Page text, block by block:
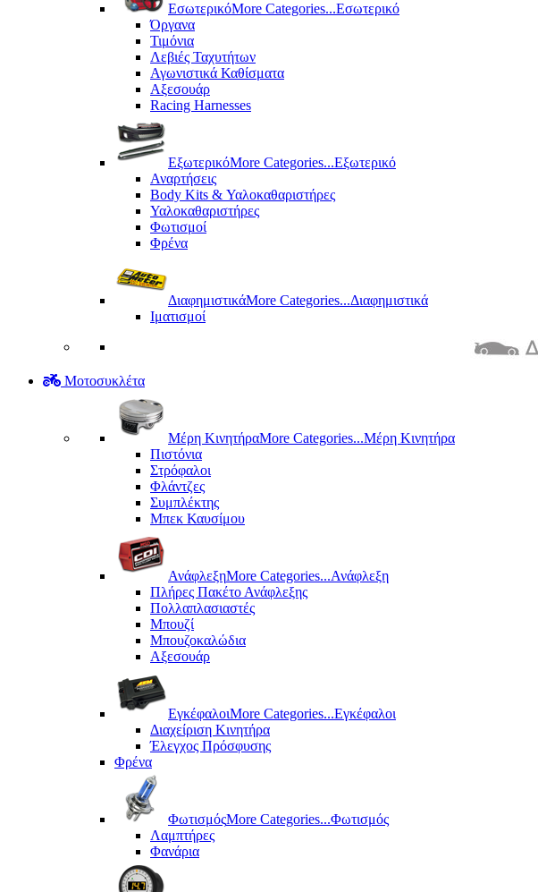
ΕσωτερικόMore Categories...Εσωτερικό
Όργανα
Τιμόνια
Λεβιές Ταχυτήτων
Αγωνιστικά Καθίσματα
Αξεσουάρ
Racing Harnesses
ΕξωτερικόMore Categories...Εξωτερικό
Αναρτήσεις
Body Kits & Υαλοκαθαριστήρες
Υαλοκαθαριστήρες
Φωτισμοί
Φρένα
ΔιαφημιστικάMore Categories...Διαφημιστικά
Ιματισμοί
Μοτοσυκλέτα
Μέρη KινητήραMore Categories...Μέρη Kινητήρα
Πιστόνια
Στρόφαλοι
Φλάντζες
Συμπλέκτης
Μπεκ Καυσίμου
ΑνάφλεξηMore Categories...Ανάφλεξη
Πλήρες Πακέτο Ανάφλεξης
Πολλαπλασιαστές
Μπουζί
Μπουζοκαλώδια
Αξεσουάρ
ΕγκέφαλοιMore Categories...Εγκέφαλοι
Διαχείριση Κινητήρα
Έλεγχος Πρόσφυσης
Φρένα
ΦωτισμόςMore Categories...Φωτισμός
Λαμπτήρες
Φανάρια